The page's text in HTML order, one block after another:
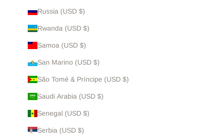
Russia (USD $)
Rwanda (USD $)
Samoa (USD $)
San Marino (USD $)
São Tomé & Príncipe (USD $)
Saudi Arabia (USD $)
Senegal (USD $)
Serbia (USD $)